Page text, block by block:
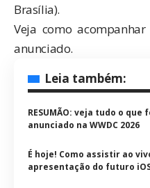
Brasília).
Veja como
anunciado.
Leia também:
RESUMÃO: veja tudo o que
anunciado na WWDC 2026
É hoje! Como assistir ao
apresentação do futuro